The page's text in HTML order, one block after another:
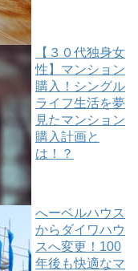
【３０代独身女
性】マンション
購入！シングル
ライフ生活を夢
見たマンション
購入計画と
は！？
へーベルハウス
からダイワハウ
スへ変更！100
年後も快適なマ